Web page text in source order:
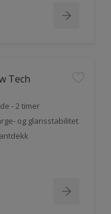
Tech
- 2 timer
og glansstabilitet